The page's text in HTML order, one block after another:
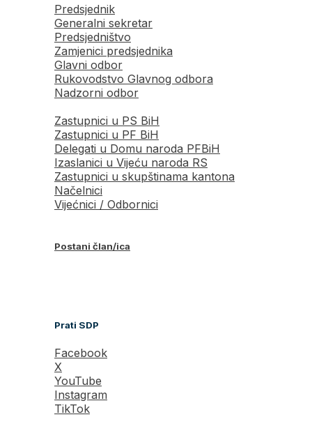
Predsjednik
Generalni sekretar
Predsjedništvo
Zamjenici predsjednika
Glavni odbor
Rukovodstvo Glavnog odbora
Nadzorni odbor
Zastupnici u PS BiH
Zastupnici u PF BiH
Delegati u Domu naroda PFBiH
Izaslanici u Vijeću naroda RS
Zastupnici u skupštinama kantona
Načelnici
Vijećnici / Odbornici
Postani član/ica
Prati SDP
Facebook
X
YouTube
Instagram
TikTok